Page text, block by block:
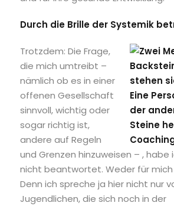
Durch die Brille der Systemik
Trotzdem: Die Frage,
die mich umtreibt –
nämlich ob es in einer
offenen Gesellschaft
sinnvoll, wichtig oder
sogar richtig ist,
andere auf Regeln
und Grenzen hinzuweisen – ,
nicht beantwortet. Weder für mich
Denn ich spreche ja hier nicht nur
Jugendlichen, die sich noch in der